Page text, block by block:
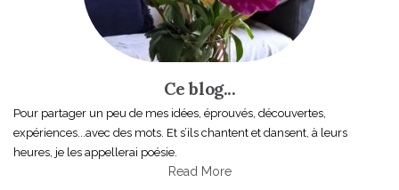
Ce blog...
Pour partager un peu de mes idées, éprouvés, découvertes,
expériences...avec des mots. Et s’ils chantent et dansent, à leurs
heures, je les appellerai poésie.
Read More